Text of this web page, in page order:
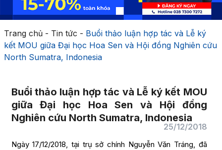
Trang chủ- Tin tức - Buổi thảo luận hợp tác và Lễ ký
kết MOU giữa Đại học Hoa Sen và Hội đồng Nghiên cứu
North Sumatra, Indonesia
Buổi thảo luận hợp tác và Lễ ký kết MOU
giữa Đại học Hoa Sen và Hội đồng
Nghiên cứu North Sumatra, Indonesia
25/12/2018
Ngày 17/12/2018, tại trụ sở chính Nguyễn Văn Tráng, đã